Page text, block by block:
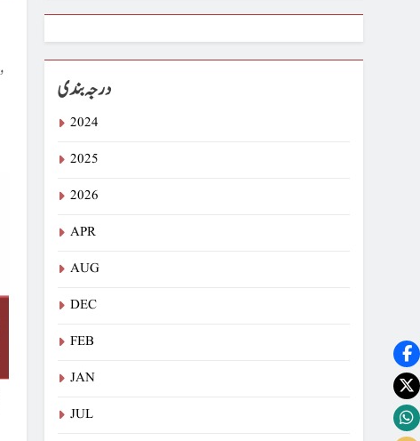
درجہ بندی
2024
2025
2026
APR
AUG
DEC
FEB
JAN
JUL